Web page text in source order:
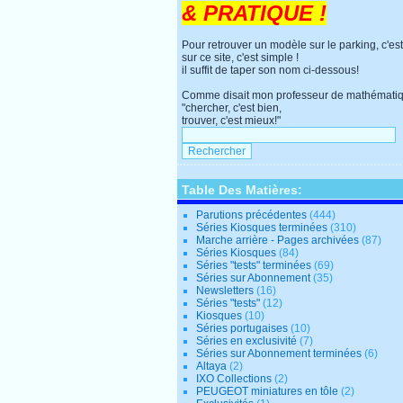
& PRATIQUE !
Pour retrouver un modèle sur le parking,
sur ce site, c'est simple !
il suffit de taper son nom ci-dessous!
Comme disait mon professeur de
"chercher, c'est bien,
trouver, c'est mieux!"
Table Des Matières:
Parutions précédentes (444)
Séries Kiosques terminées (310)
Marche arrière - Pages archivées (87)
Séries Kiosques (84)
Séries "tests" terminées (69)
Séries sur Abonnement(35)
Newsletters (16)
Séries "tests" (12)
Kiosques (10)
Séries portugaises (10)
Séries en exclusivité (7)
Séries sur Abonnement terminées (6)
Altaya (2)
IXO Collections (2)
PEUGEOT miniatures en tôle (2)